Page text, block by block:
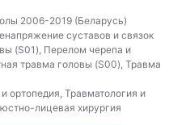
2006-2019 (Беларусь)
суставов и связок
(S01), Перелом черепа и
травма головы (S00), Травма
ортопедия, Травматология и
лицевая хирургия